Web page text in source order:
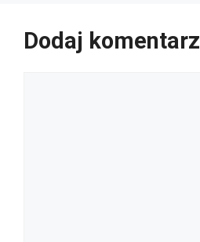
Dodaj komentarz